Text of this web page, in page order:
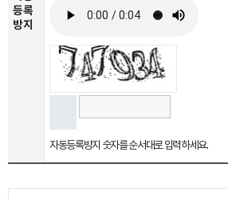
등록
방지
자동등록방지 숫자를 순서대로 입력하세요.